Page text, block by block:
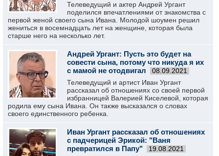
Телеведущий и актер Андрей Ургант
поделился впечатлениями от знакомства с
первой женой своего сына Ивана. Молодой шоумен решил
жениться в восемнадцать лет на женщине, которая была
старше него на несколько лет.
Андрей Ургант: Пусть это будет на
совести сына, потому что никуда я их
с мамой не отодвигал
08.09.2021
Телеведущий и артист Иван Ургант
рассказал об отношениях со своей первой
избранницей Валерией Киселевой, которая
родила ему сына Ивана. Он также высказался о словах
своего единственного ребенка.
Иван Ургант рассказал об отношениях
с падчерицей Эрикой: "Ваня
превратился в Папу"
19.08.2021